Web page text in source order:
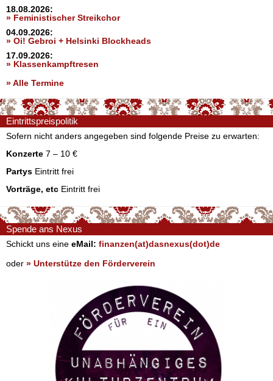
18.08.2026:
» Feministischer Streikchor
04.09.2026:
» Oi! Gebroi + Helsinki Blockheads
17.09.2026:
» Klassenkampftresen
» Alle Termine
Eintrittspreispolitik
Sofern nicht anders angegeben sind folgende Preise zu erwarten:
Konzerte 7 – 10 €
Partys Eintritt frei
Vorträge, etc Eintritt frei
Spende ans Nexus
Schickt uns eine eMail: finanzen(at)dasnexus(dot)de
oder » Unterstütze den Förderverein